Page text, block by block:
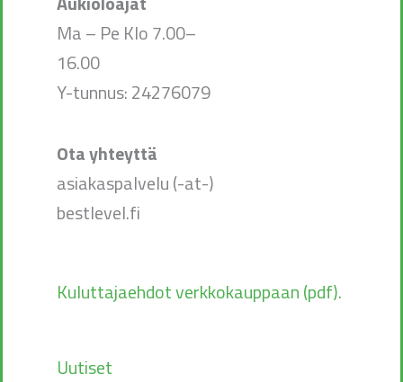
Ma – Pe Klo 7.00–
16.00
Y-tunnus: 24276079
Ota yhteyttä
asiakaspalvelu (-at-)
bestlevel.fi
Kuluttajaehdot verkkokauppaan (pdf).
Uutiset